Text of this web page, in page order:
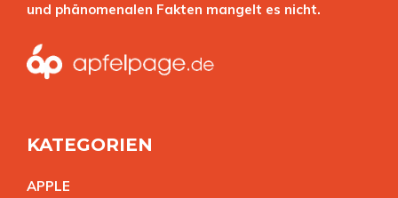
und phänomenalen Fakten mangelt es nicht.
KATEGORIEN
APPLE